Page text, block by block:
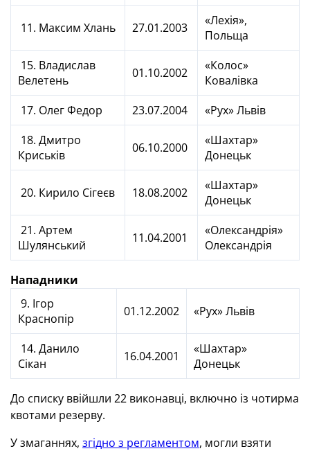
11. Максим Хлань 27.01.2003
«Лехія»,
Польща
15. Владислав
Велетень
01.10.2002
«Колос»
Ковалівка
17. Олег Федор
23.07.2004
«Рух» Львів
18. Дмитро
Криськів
06.10.2000
«Шахтар»
Донецьк
20. Кирило Сігеєв 18.08.2002
«Шахтар»
Донецьк
21. Артем
Шулянський
11.04.2001
«Олександрія»
Олександрія
Нападники
9. Ігор
Краснопір
01.12.2002 «Рух» Львів
14. Данило
Сікан
16.04.2001
«Шахтар»
Донецьк
До списку ввійшли 22 виконавці, включно із чотирма
квотами резерву.
У змаганнях, згідно з регламентом, могли взяти